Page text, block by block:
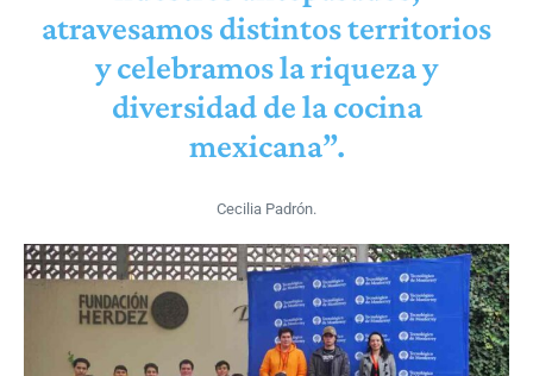
atravesamos distintos territorios
y celebramos la riqueza y
diversidad de la cocina
mexicana”.
Cecilia Padrón.